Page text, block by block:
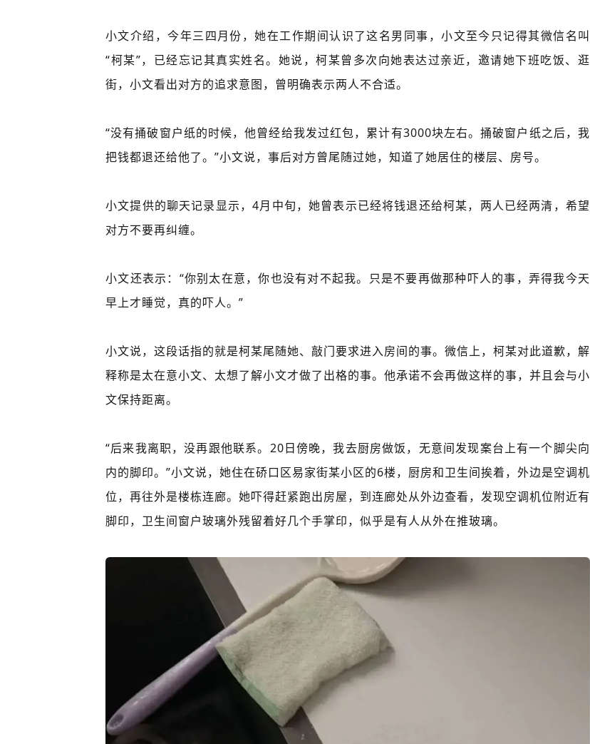
小文介绍，今年三四月份，她在工作期间认识了这名男同事，小文至今只记得其微信名叫
“柯某”，已经忘记其真实姓名。她说，柯某曾多次向她表达过亲近，邀请她下班吃饭、逛
街，小文看出对方的追求意图，曾明确表示两人不合适。
“没有捅破窗户纸的时候，他曾经给我发过红包，累计有3000块左右。捅破窗户纸之后，我
把钱都退还给他了。”小文说，事后对方曾尾随过她，知道了她居住的楼层、房号。
小文提供的聊天记录显示，4月中旬，她曾表示已经将钱退还给柯某，两人已经两清，希望
对方不要再纠缠。
小文还表示：“你别太在意，你也没有对不起我。只是不要再做那种吓人的事，弄得我今天
早上才睡觉，真的吓人。”
小文说，这段话指的就是柯某尾随她、敲门要求进入房间的事。微信上，柯某对此道歉，解
释称是太在意小文、太想了解小文才做了出格的事。他承诺不会再做这样的事，并且会与小
文保持距离。
“后来我离职，没再跟他联系。20日傍晚，我去厨房做饭，无意间发现案台上有一个脚尖向
内的脚印。”小文说，她住在硚口区易家街某小区的6楼，厨房和卫生间挨着，外边是空调机
位，再往外是楼栋连廊。她吓得赶紧跑出房屋，到连廊处从外边查看，发现空调机位附近有
脚印，卫生间窗户玻璃外残留着好几个手掌印，似乎是有人从外在推玻璃。